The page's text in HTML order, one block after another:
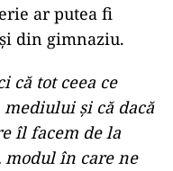
ar putea fi
din gimnaziu.
că tot ceea ce
și că dacă
îl facem de la
modul în care ne